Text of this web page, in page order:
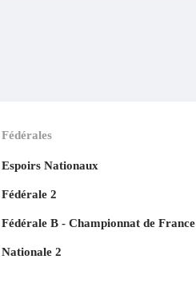
Fédérales
Espoirs Nationaux
Fédérale 2
Fédérale B - Championnat de France
Nationale 2